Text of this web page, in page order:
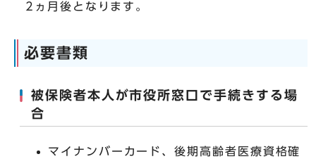
2ヵ月後となります。
必要書類
被保険者本人が市役所窓口で手続きする場
合
マイナンバーカード、後期高齢者医療資格確